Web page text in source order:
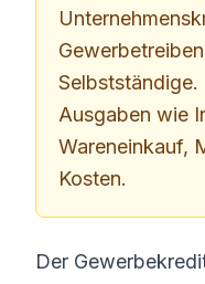
Ausgaben wie
Wareneinkauf,
Kosten.
Der